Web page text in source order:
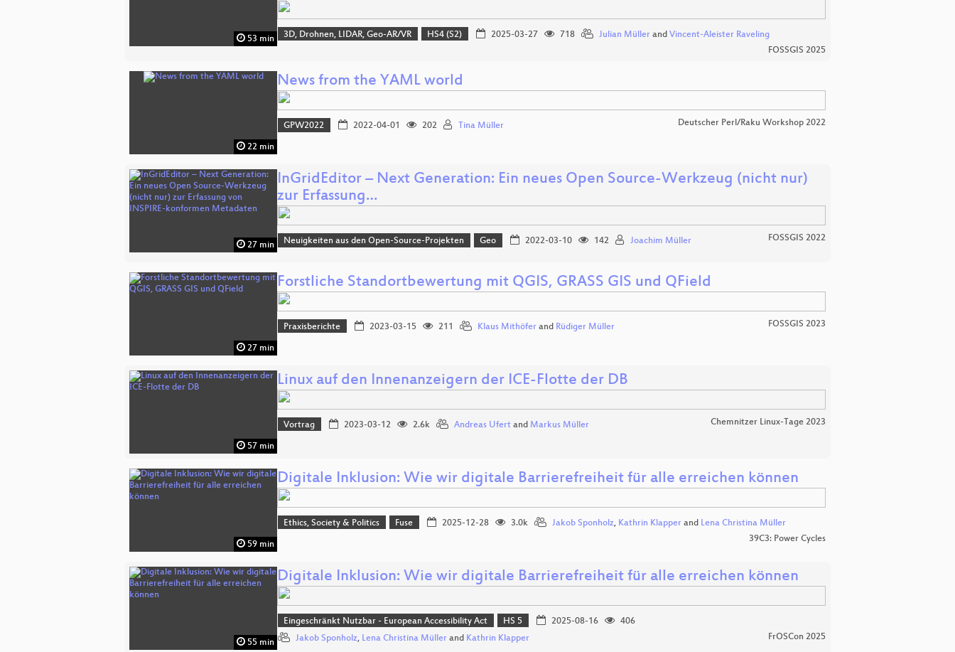
53 min 3D, Drohnen, LIDAR, Geo-AR/VR HS4 (S2) 2025-03-27 718 Julian Müllerand Vincent-Aleister Raveling
FOSSGIS 2025
22 min
News from the YAML world
GPW2022 2022-04-01 202 Tina Müller Deutscher Perl/Raku Workshop 2022
27 min
InGridEditor – Next Generation: Ein neues Open Source-Werkzeug (nicht nur)
zur Erfassung…
Neuigkeiten aus den Open-Source-Projekten Geo 2022-03-10 142 Joachim Müller FOSSGIS 2022
27 min
Forstliche Standortbewertung mit QGIS, GRASS GIS und QField
Praxisberichte 2023-03-15 211 Klaus Mithöferand Rüdiger Müller FOSSGIS 2023
57 min
Linux auf den Innenanzeigern der ICE-Flotte der DB
Vortrag 2023-03-12 2.6k Andreas Ufertand Markus Müller Chemnitzer Linux-Tage 2023
59 min
Digitale Inklusion: Wie wir digitale Barrierefreiheit für alle erreichen können
Ethics, Society & Politics Fuse 2025-12-28 3.0k Jakob Sponholz, Kathrin Klapperand Lena Christina Müller
39C3: Power Cycles
55 min
Digitale Inklusion: Wie wir digitale Barrierefreiheit für alle erreichen können
Eingeschränkt Nutzbar - European Accessibility Act HS 5 2025-08-16
406
Jakob Sponholz, Lena Christina Müller and Kathrin Klapper FrOSCon 2025